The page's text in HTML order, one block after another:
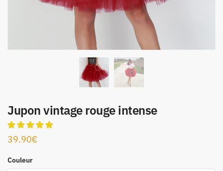
Jupon vintage rouge intense
39.90€
Couleur